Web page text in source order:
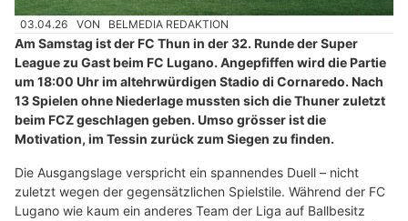
03.04.26 VON BELMEDIA REDAKTION
Am Samstag ist der FC Thun in der 32. Runde der Super
League zu Gast beim FC Lugano. Angepfiffen wird die Partie
um 18:00 Uhr im altehrwürdigen Stadio di Cornaredo. Nach
13 Spielen ohne Niederlage mussten sich die Thuner zuletzt
beim FCZ geschlagen geben. Umso grösser ist die
Motivation, im Tessin zurück zum Siegen zu finden.
Die Ausgangslage verspricht ein spannendes Duell – nicht
zuletzt wegen der gegensätzlichen Spielstile. Während der FC
Lugano wie kaum ein anderes Team der Liga auf Ballbesitz